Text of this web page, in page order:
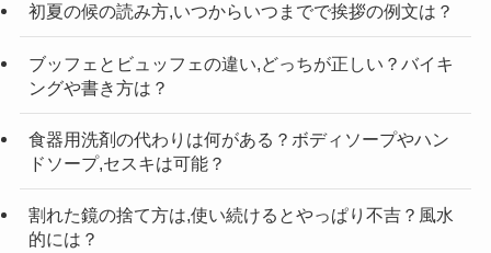
初夏の候の読み方,いつからいつまでで挨拶の例文は？
ブッフェとビュッフェの違い,どっちが正しい？バイキ
ングや書き方は？
食器用洗剤の代わりは何がある？ボディソープやハン
ドソープ,セスキは可能？
割れた鏡の捨て方は,使い続けるとやっぱり不吉？風水
的には？